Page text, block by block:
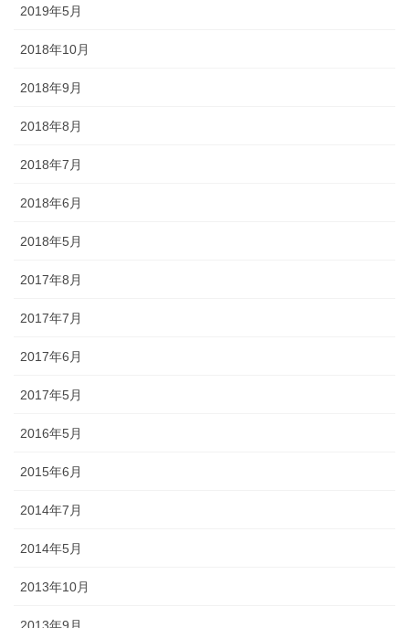
2019年5月
2018年10月
2018年9月
2018年8月
2018年7月
2018年6月
2018年5月
2017年8月
2017年7月
2017年6月
2017年5月
2016年5月
2015年6月
2014年7月
2014年5月
2013年10月
出かけてみる石川のお祭り【必須ア
イテム】